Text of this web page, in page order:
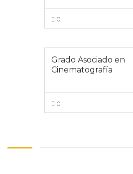
0
Grado Asociado en
Cinematografía
0